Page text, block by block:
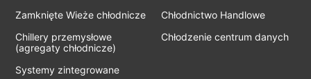
Zamknięte Wieże chłodnicze
Chillery przemysłowe
(agregaty chłodnicze)
Systemy zintegrowane
Chłodnictwo Handlowe
Chłodzenie centrum danych